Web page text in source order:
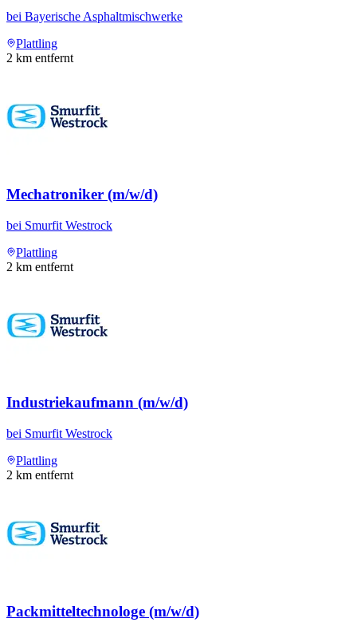
bei Bayerische Asphaltmischwerke
Plattling
2 km entfernt
Mechatroniker (m/w/d)
bei Smurfit Westrock
Plattling
2 km entfernt
Industriekaufmann (m/w/d)
bei Smurfit Westrock
Plattling
2 km entfernt
Packmitteltechnologe (m/w/d)